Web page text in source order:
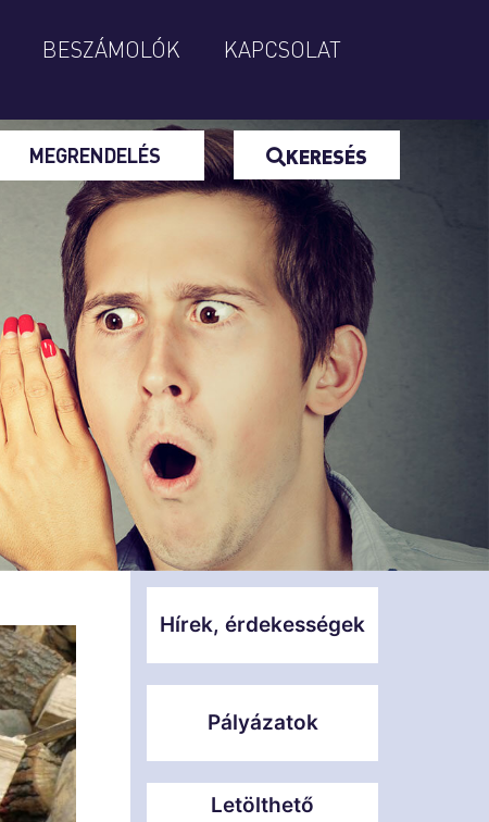
BESZÁMOLÓK KAPCSOLAT
MEGRENDELÉS KERESÉS
Hírek, érdekességek
Pályázatok
Letölthető